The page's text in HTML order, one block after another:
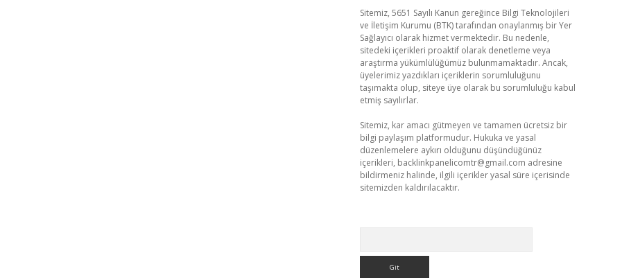
Sitemiz, 5651 Sayılı Kanun gereğince Bilgi Teknolojileri
ve İletişim Kurumu (BTK) tarafından onaylanmış bir Yer
Sağlayıcı olarak hizmet vermektedir. Bu nedenle,
sitedeki içerikleri proaktif olarak denetleme veya
araştırma yükümlülüğümüz bulunmamaktadır. Ancak,
üyelerimiz yazdıkları içeriklerin sorumluluğunu
taşımakta olup, siteye üye olarak bu sorumluluğu kabul
etmiş sayılırlar.
Sitemiz, kar amacı gütmeyen ve tamamen ücretsiz bir
bilgi paylaşım platformudur. Hukuka ve yasal
düzenlemelere aykırı olduğunu düşündüğünüz
içerikleri, backlinkpanelicomtr@gmail.com adresine
bildirmeniz halinde, ilgili içerikler yasal süre içerisinde
sitemizden kaldırılacaktır.